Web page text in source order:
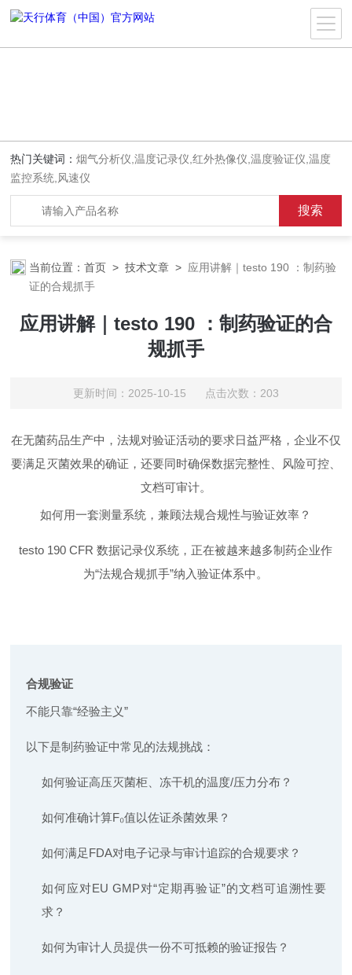
热门关键词：烟气分析仪,温度记录仪,红外热像仪,温度验证仪,温度
监控系统,风速仪
当前位置：首页 >技术文章 > 应用讲解｜testo 190 ：制药验
证的合规抓手
应用讲解｜testo 190 ：制药验证的合
规抓手
更新时间：2025-10-15 点击次数：203
​在无菌药品生产中，法规对验证活动的要求日益严格，企业不仅
要满足灭菌效果的确证，还要同时确保数据完整性、风险可控、
文档可审计。
如何用一套测量系统，兼顾法规合规性与验证效率？
testo 190 CFR 数据记录仪系统，正在被越来越多制药企业作
为“法规合规抓手”纳入验证体系中。
合规验证
不能只靠“经验主义”
以下是制药验证中常见的法规挑战：
如何验证高压灭菌柜、冻干机的温度/压力分布？
如何准确计算F₀值以佐证杀菌效果？
如何满足FDA对电子记录与审计追踪的合规要求？
如何应对EU GMP对“定期再验证”的文档可追溯性要
求？
如何为审计人员提供一份不可抵赖的验证报告？